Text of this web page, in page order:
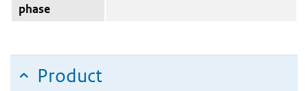
phase
Product